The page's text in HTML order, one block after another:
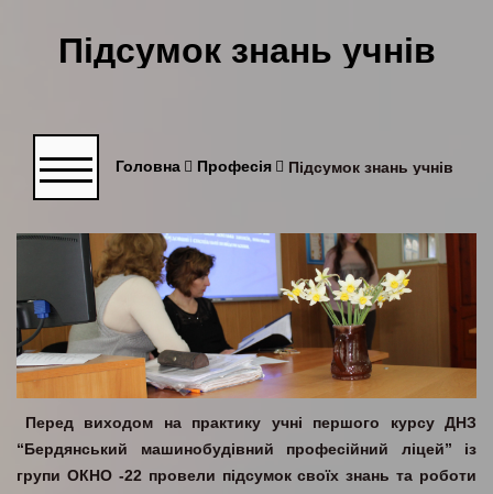
Підсумок знань учнів
Головна Професія Підсумок знань учнів
Перед виходом на практику учні першого курсу ДНЗ
“Бердянський машинобудівний професійний ліцей” із
групи ОКНО -22 провели підсумок своїх знань та роботи